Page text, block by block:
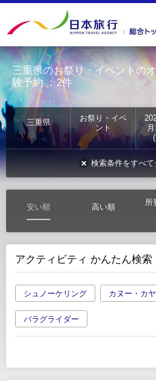
三重県のお祭り・イベントの
験予約：2件
三重県
お祭り・イベ
ント
検索条件をすべて
安い順 高い順
所
アクティビティ かんたん検索
シュノーケリング カヌー・カ
パラグライダー